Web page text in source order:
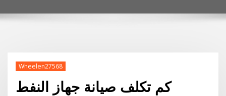
Wheelen27568
كم تكلف صيانة جهاز النفط